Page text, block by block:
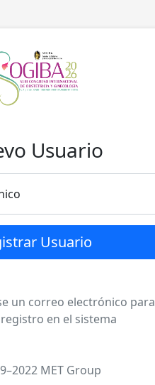
Usuario
Usuario
un correo electrónico para
en el sistema
MET Group